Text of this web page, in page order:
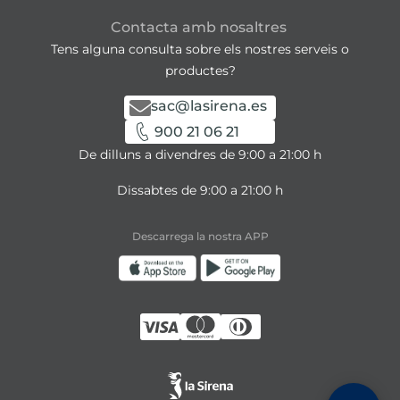
Contacta amb nosaltres
Tens alguna consulta sobre els nostres serveis o
productes?
sac@lasirena.es
900 21 06 21
De dilluns a divendres de 9:00 a 21:00 h
Dissabtes de 9:00 a 21:00 h
Descarrega la nostra APP